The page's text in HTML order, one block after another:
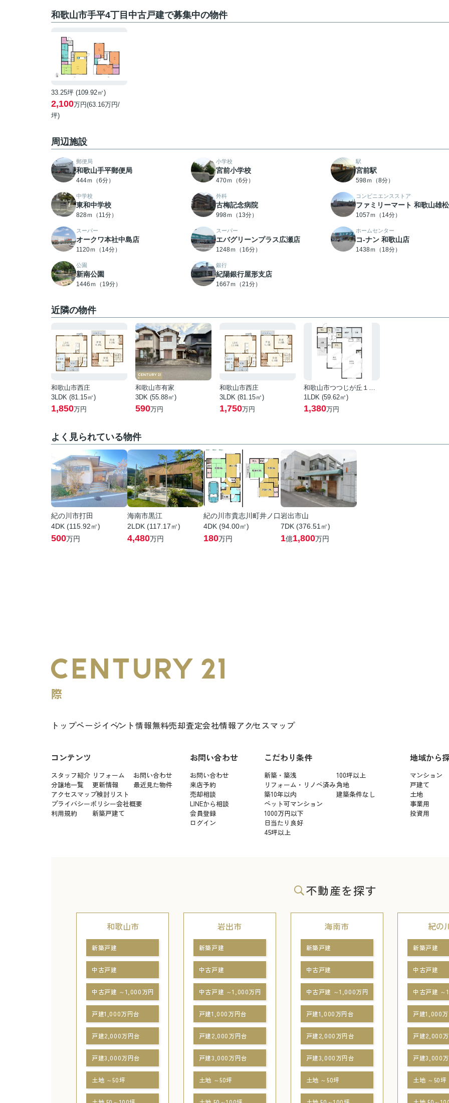
和歌山市手平4丁目中古戸建で募集中の物件
33.25坪 (109.92㎡)
2,100万円(63.16万円/
坪)
周辺施設
郵便局
和歌山手平郵便局
444ｍ（6分）
小学校
宮前小学校
470ｍ（6分）
駅
宮前駅
598ｍ（8分）
中学校
東和中学校
828ｍ（11分）
外科
古梅記念病院
998ｍ（13分）
コンビニエンスストア
ファミリーマート 和歌山雄
1057ｍ（14分）
スーパー
オークワ本社中島店
1120ｍ（14分）
スーパー
エバグリーンプラス広瀬店
1248ｍ（16分）
ホームセンター
コ-ナン 和歌山店
1438ｍ（18分）
公園
新南公園
1446ｍ（19分）
銀行
紀陽銀行屋形支店
1667ｍ（21分）
近隣の物件
和歌山市西庄
3LDK (81.15㎡)
1,850万円
和歌山市有家
3DK (55.88㎡)
590万円
和歌山市西庄
3LDK (81.15㎡)
1,750万円
和歌山市つつじが丘１丁目
1LDK (59.62㎡)
1,380万円
よく見られている物件
紀の川市打田
4DK (115.92㎡)
500万円
海南市黒江
2LDK (117.17㎡)
4,480万円
紀の川市貴志川町井ノ口
4DK (94.00㎡)
180万円
岩出市山
7DK (376.51㎡)
1億1,800万円
トップページイベント情報無料売却査定会社情報アクセスマップ
コンテンツ
スタッフ紹介 リフォーム
お問い合わせ
分譲地一覧
更新情報
最近見た物件
アクセスマップ検討リスト
プライバシーポリシー会社概要
利用規約
新築戸建て
お問い合わせ
お問い合わせ
来店予約
売却相談
LINEから相談
会員登録
ログイン
こだわり条件
新築・築浅
100坪以上
リフォーム・リノベ済み角地
築10年以内
建築条件なし
ペット可マンション
1000万円以下
日当たり良好
45坪以上
地域から
マンション
戸建て
土地
事業用
投資用
不動産を探す
和歌山市
新築戸建
中古戸建
中古戸建 ～1,000万円
戸建1,000万円台
戸建2,000万円台
戸建3,000万円台
土地 ～50坪
岩出市
新築戸建
中古戸建
中古戸建 ～1,000万円
戸建1,000万円台
戸建2,000万円台
戸建3,000万円台
土地 ～50坪
海南市
新築戸建
中古戸建
中古戸建 ～1,000万円
戸建1,000万円台
戸建2,000万円台
戸建3,000万円台
土地 ～50坪
紀の
新築戸建
中古戸建
中古戸建 ～
戸建1,000
戸建2,000
戸建3,000
土地 ～50坪